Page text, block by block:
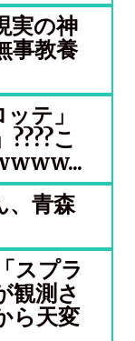
実の神
事教養
テ」
????こ
、青森
スプラ
観測さ
ら天変